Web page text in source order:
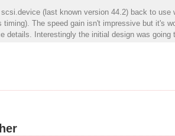
scsi.device (last known version 44.2) back to
timing). The speed gain isn't impressive but it's
details. Interestingly the initial design was going